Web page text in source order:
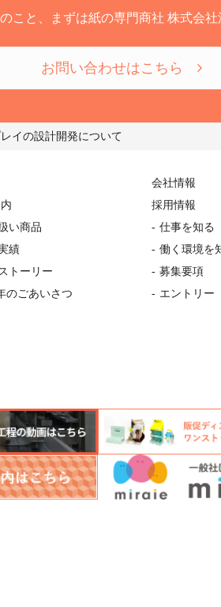
こと、まずは紙の専門商社 株式会社
お問い合わせはこちら
イの設計開発について
い商品
績
トーリー
のごあいさつ
会社情報
採用情報
仕事を知る
働く環境を
募集要項
エントリー